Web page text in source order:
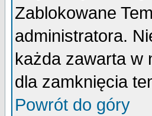
Zablokowane
administratora.
każda zawarta w
dla zamknięcia
Powrót do góry